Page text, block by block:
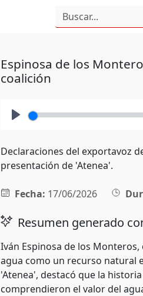
Espinosa de los
coalición
Declaraciones del exportavoz
presentación de 'Atenea'.
Fecha: 17/06/2026
Resumen generado
Iván Espinosa de los
agua como un recurso natural
'Atenea', destacó que la
comprendieron el valor del